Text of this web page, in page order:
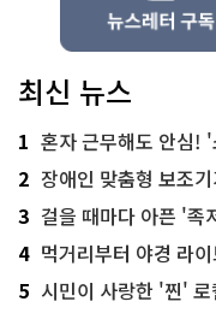
최신 뉴스
1 혼자 근무해도 안심!
2 장애인 맞춤형 보조기
3 걸을 때마다 아픈 '족저
4 먹거리부터 야경 라
5 시민이 사랑한 '찐' 로